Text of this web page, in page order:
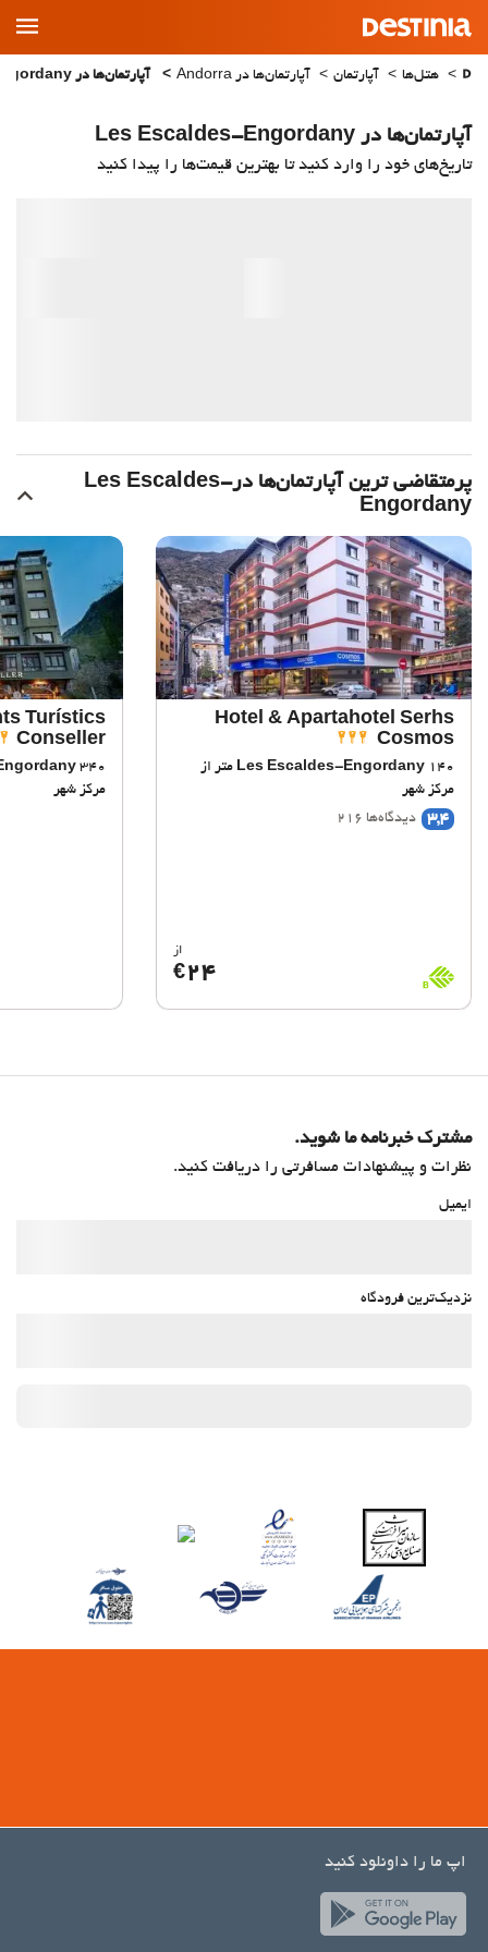
Main
Menu
هتل‌ها آپارتمان آپارتمان‌ها در Andorra آپارتمان‌ها در Les Escaldes-Engordany
آپارتمان‌ها در Les Escaldes-Engordany
تاریخ‌های خود را وارد کنید تا بهترین قیمت‌ها را پیدا کنید
پرمتقاضی ترین آپارتمان‌‌ها درLes Escaldes-
Engordany
Hotel & Apartahotel Serhs
Cosmos
Les Escaldes-Engordany 140 متر از
مرکز شهر
3,4 دیدگاه‌ها 216
BioScore
از
€24
Turístics
Conseller
مرکز شهر
مشترک خبرنامه ما شوید.
نظرات و پیشنهادات مسافرتی را دریافت کنید.
ایمیل
نزدیک‌ترین فرودگاه
اپ ما را داونلود کنید